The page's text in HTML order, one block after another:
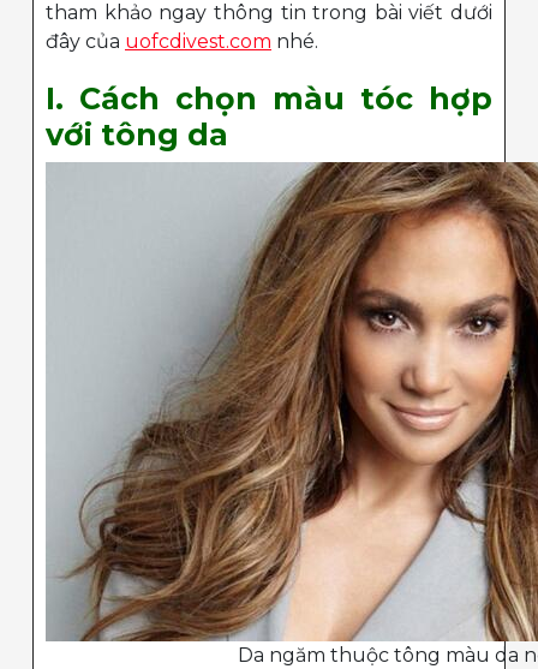
tham khảo ngay thông tin trong bài viết dưới
đây của uofcdivest.com nhé.
I. Cách chọn màu tóc hợp
với tông da
Da ngăm thuộc tông màu da